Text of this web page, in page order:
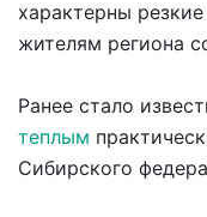
характерны
жителям региона
Ранее стало
теплым
Сибирского